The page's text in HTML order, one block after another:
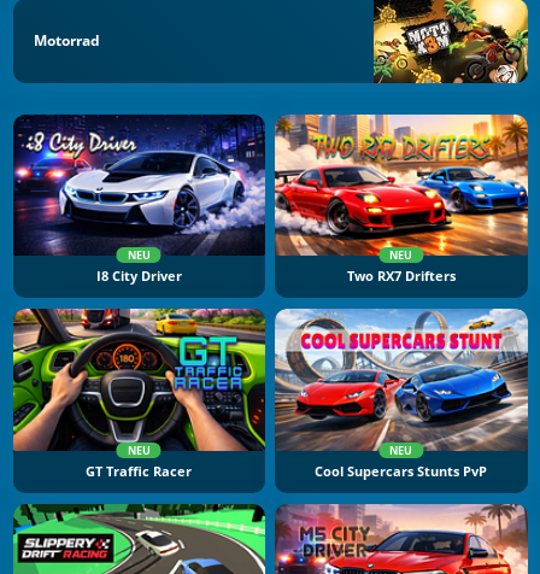
Motorrad
NEU
I8 City Driver
NEU
Two RX7 Drifters
NEU
GT Traffic Racer
NEU
Cool Supercars Stunts PvP